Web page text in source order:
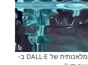
[בתמונה: שירת הבאר, ע"פ מערכת הבינה המלאכותית של DALL·E ב-